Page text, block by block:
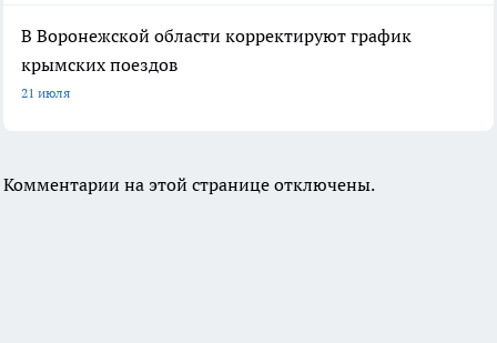
В Воронежской области корректируют график
крымских поездов
21 июля
Комментарии на этой странице отключены.